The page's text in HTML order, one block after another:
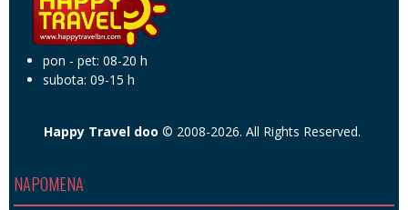
pon - pet: 08-20 h
subota: 09-15 h
Happy Travel doo © 2008-2026. All Rights Reserved.
NAPOMENA